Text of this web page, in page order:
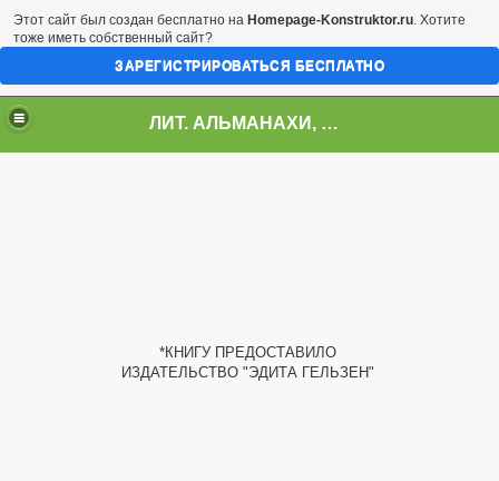
ЛИТ. АЛЬМАНАХИ, ЖУРНАЛЫ, СБОРНИКИ
*КНИГУ ПРЕДОСТАВИЛО
ИЗДАТЕЛЬСТВО "ЭДИТА ГЕЛЬЗЕН"
Этот сайт был создан бесплатно на Homepage-Konstruktor.ru. Хотите
тоже иметь собственный сайт?
ЗАРЕГИСТРИРОВАТЬСЯ БЕСПЛАТНО